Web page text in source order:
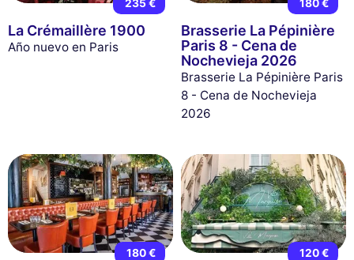
235 €
La Crémaillère 1900
Año nuevo en Paris
180 €
Brasserie La Pépinière
Paris 8 - Cena de
Nochevieja 2026
Brasserie La Pépinière Paris
8 - Cena de Nochevieja
2026
180 € 120 €